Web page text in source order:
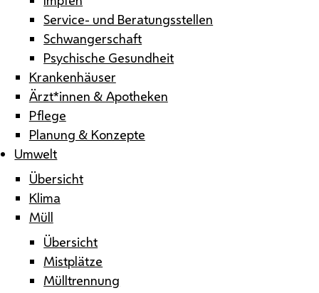
Service- und Beratungsstellen
Schwangerschaft
Psychische Gesundheit
Krankenhäuser
Ärzt*innen & Apotheken
Pflege
Planung & Konzepte
Umwelt
Übersicht
Klima
Müll
Übersicht
Mistplätze
Mülltrennung